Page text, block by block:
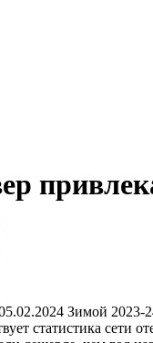
Зимой 2023-
статистика